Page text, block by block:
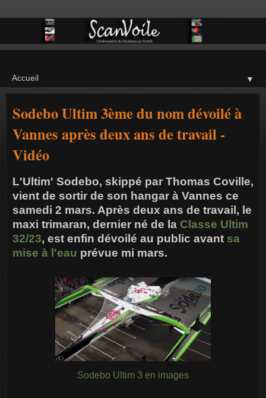
▼
Sodebo Ultim 3ème du nom dévoilé à
Vannes après deux ans de travail -
Vidéo
L'Ultim' Sodebo, skippé par Thomas Coville,
vient de sortir de son hangar à Vannes ce
samedi 2 mars. Après deux ans de travail, le
maxi trimaran, dernier né de la Classe Ultim
32/23, est enfin dévoilé au public avant sa
mise à l'eau prévue mi mars.
Sodebo Ultim 3 en images